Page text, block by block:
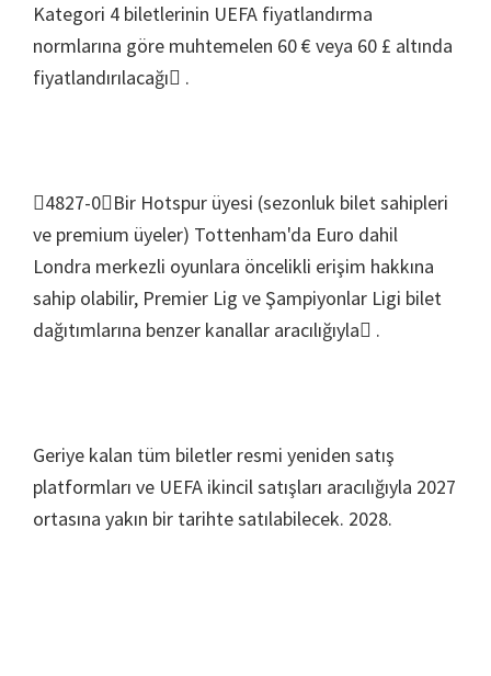
Kategori 4 biletlerinin UEFA fiyatlandırma
normlarına göre muhtemelen 60 € veya 60 £ altında
fiyatlandırılacağı .
4827-0Bir Hotspur üyesi (sezonluk bilet sahipleri
ve premium üyeler) Tottenham'da Euro dahil
Londra merkezli oyunlara öncelikli erişim hakkına
sahip olabilir, Premier Lig ve Şampiyonlar Ligi bilet
dağıtımlarına benzer kanallar aracılığıyla .
Geriye kalan tüm biletler resmi yeniden satış
platformları ve UEFA ikincil satışları aracılığıyla 2027
ortasına yakın bir tarihte satılabilecek. 2028.